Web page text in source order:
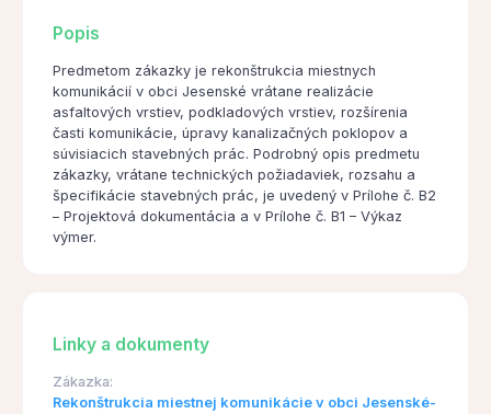
Popis
Predmetom zákazky je rekonštrukcia miestnych
komunikácií v obci Jesenské vrátane realizácie
asfaltových vrstiev, podkladových vrstiev, rozšírenia
časti komunikácie, úpravy kanalizačných poklopov a
súvisiacich stavebných prác. Podrobný opis predmetu
zákazky, vrátane technických požiadaviek, rozsahu a
špecifikácie stavebných prác, je uvedený v Prílohe č. B2
– Projektová dokumentácia a v Prílohe č. B1 – Výkaz
výmer.
Linky a dokumenty
Zákazka:
Rekonštrukcia miestnej komunikácie v obci Jesenské-